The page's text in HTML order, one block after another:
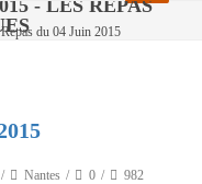
- LES REPAS
du 04 Juin 2015
Nantes 0 982